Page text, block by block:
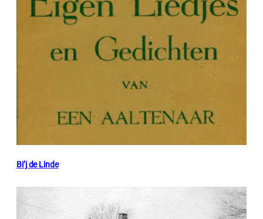
Bi’j de Linde